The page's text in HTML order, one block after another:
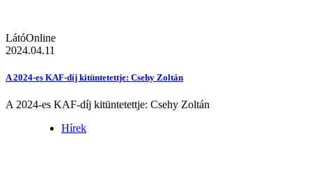
LátóOnline
2024.04.11
A 2024-es KAF-díj kitüntetettje: Csehy Zoltán
A 2024-es KAF-díj kitüntetettje: Csehy Zoltán
Hírek